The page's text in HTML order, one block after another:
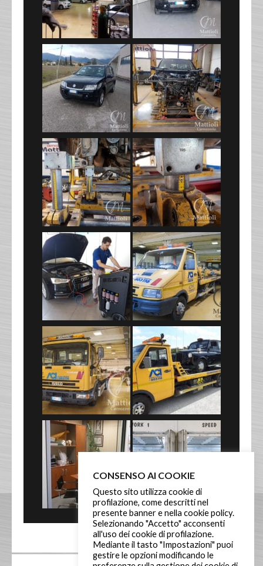
CONSENSO AI COOKIE
Questo sito utilizza cookie di
profilazione, come descritti nel
presente banner e nella cookie policy.
Selezionando "Accetto" acconsenti
all'uso dei cookie di profilazione.
Mediante il tasto "Impostazioni" puoi
gestire le opzioni modificando le